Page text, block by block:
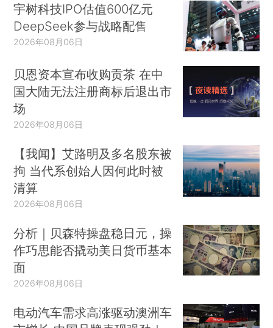
宇树科技IPO估值600亿元
DeepSeek参与战略配售
2026年08月06日
贝恩资本宣布收购贡茶 在中
国大陆无法注册商标后退出市
场
2026年08月06日
【我闻】艾路明及多名股东被
拘 当代系创始人因何此时被
清算
2026年08月06日
分析｜贝森特操盘稳日元，操
作巧思能否撬动美日货币基本
面
2026年08月06日
电动汽车需求高涨驱动澳洲车